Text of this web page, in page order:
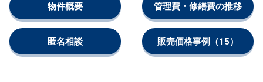
物件概要 管理費・修繕費の推移
匿名相談 販売価格事例 （15）